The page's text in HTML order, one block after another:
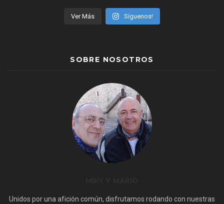
Ver Más Síguenos!
SOBRE NOSOTROS
Unidos por una afición común, disfrutamos rodando con nuestras